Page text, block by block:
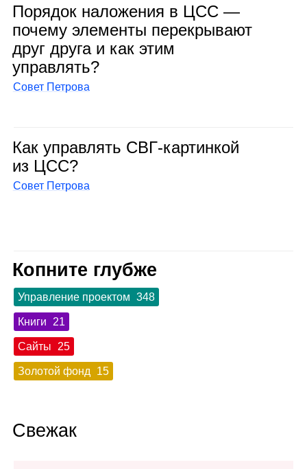
Поря­док нало­же­ния в ЦСС —
почему эле­менты пере­кры­вают
друг друга и как этим
управ­лять?
Совет Петрова
Как управ­лять СВГ‑кар­тин­кой
из ЦСС?
Совет Петрова
Копните глубже
Управление проектом 348
Книги 21
Сайты 25
Золотой фонд 15
Свежак